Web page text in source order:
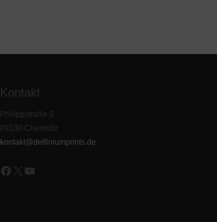
Kontakt
Philippstraße 5
09130 Chemnitz
kontakt@delfiniumprints.de
Facebook
X YouTube